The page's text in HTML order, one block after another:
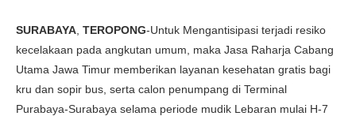
SURABAYA TEROPONG-Untuk Mengantisipasi terjadi resiko
kecelakaan pada angkutan umum, maka Jasa Raharja Cabang
Utama Jawa Timur memberikan layanan kesehatan gratis bagi
kru dan sopir bus, serta calon penumpang di Terminal
Purabaya-Surabaya selama periode mudik Lebaran mulai H-7